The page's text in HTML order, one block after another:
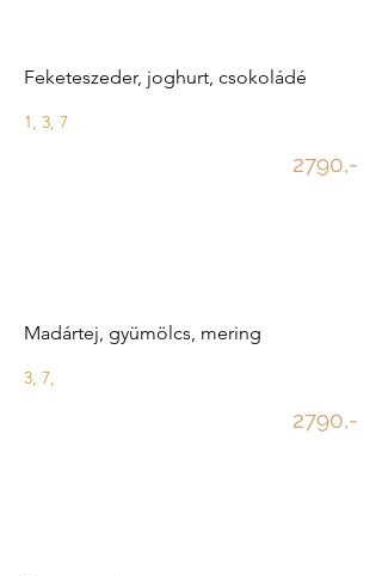
Feketeszeder, joghurt, csokoládé
1, 3, 7
2790,-
Madártej, gyümölcs, mering
3, 7,
2790,-